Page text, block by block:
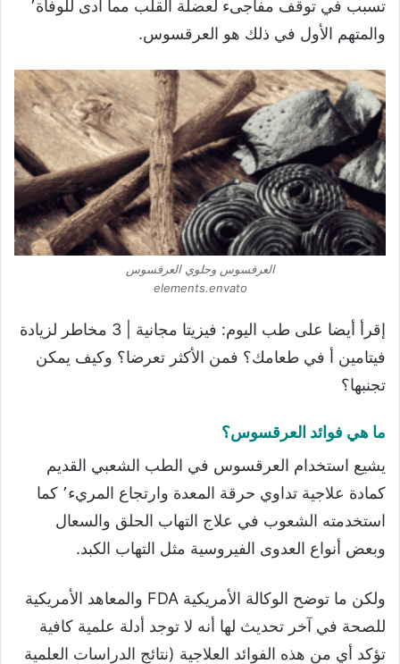
تسبب في توقف مفاجىء لعضلة القلب مما أدى للوفاة٬
والمتهم الأول في ذلك هو العرقسوس.
العرقسوس وحلوي العرقسوس
elements.envato
إقرأ أيضا على طب اليوم: فيزيتا مجانية | 3 مخاطر لزيادة
فيتامين أ في طعامك؟ فمن الأكثر تعرضا؟ وكيف يمكن
تجنبها؟
ما هي فوائد العرقسوس؟
يشيع استخدام العرقسوس في الطب الشعبي القديم
كمادة علاجية تداوي حرقة المعدة وارتجاع المريء٬ كما
استخدمته الشعوب في علاج التهاب الحلق والسعال
وبعض أنواع العدوى الفيروسية مثل التهاب الكبد.
ولكن ما توضح الوكالة الأمريكية FDA والمعاهد الأمريكية
للصحة في آخر تحديث لها أنه لا توجد أدلة علمية كافية
تؤكد أي من هذه الفوائد العلاجية (نتائج الدراسات العلمية